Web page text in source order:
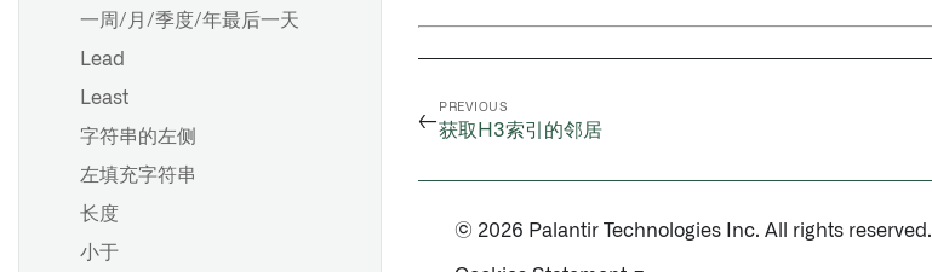
一周/月/季度/年最后一天
Lead
Least
字符串的左侧
左填充字符串
长度
小于
←
PREVIOUS
获取H3索引的邻居
© 2026 Palantir Technologies Inc. All rights reserved.